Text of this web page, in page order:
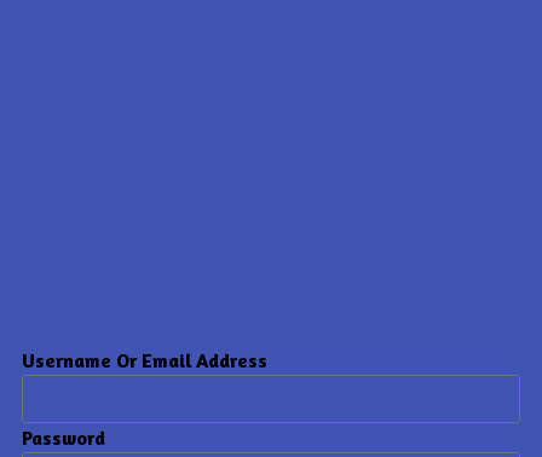
Username Or Email Address
Password